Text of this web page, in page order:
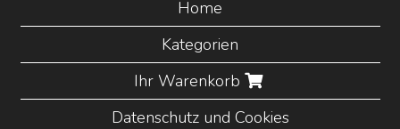
Home
Kategorien
Ihr Warenkorb
Datenschutz und Cookies